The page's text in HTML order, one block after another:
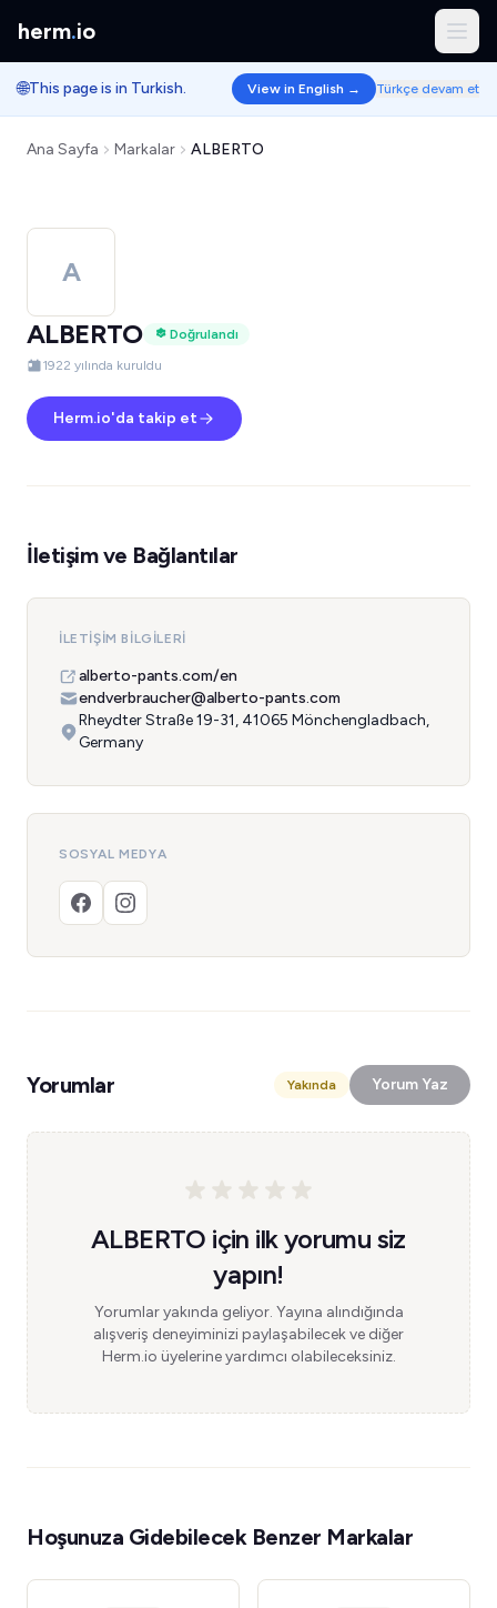
herm.io
🌐This page is in Turkish. View in English → Türkçe devam et
Ana Sayfa Markalar ALBERTO
A
ALBERTO
Doğrulandı
1922 yılında kuruldu
Herm.io'da takip et
İletişim ve Bağlantılar
İLETIŞIM BILGILERI
alberto-pants.com/en
endverbraucher@alberto-pants.com
Rheydter Straße 19-31, 41065 Mönchengladbach,
Germany
SOSYAL MEDYA
Yorumlar Yakında Yorum Yaz
ALBERTO için ilk yorumu siz
yapın!
Yorumlar yakında geliyor. Yayına alındığında
alışveriş deneyiminizi paylaşabilecek ve diğer
Herm.io üyelerine yardımcı olabileceksiniz.
Hoşunuza Gidebilecek Benzer Markalar